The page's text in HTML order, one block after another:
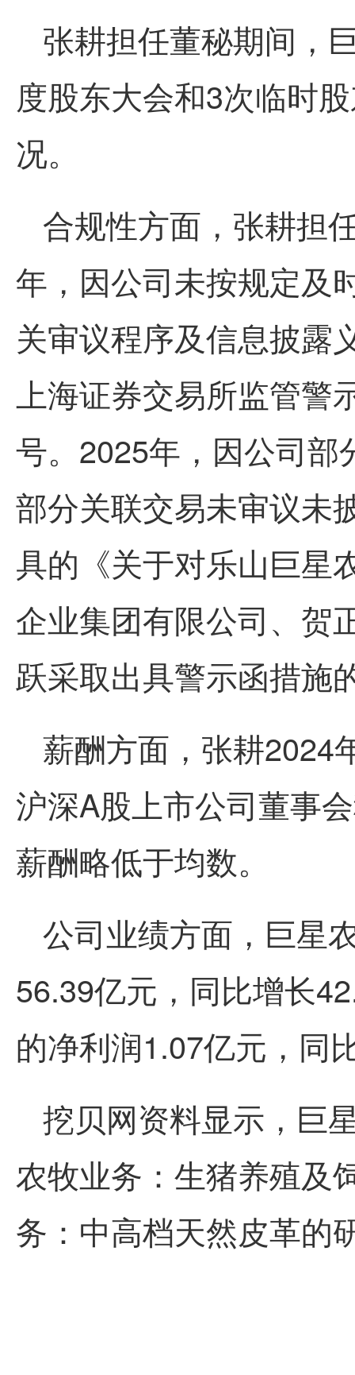
张耕担任董秘期间，
度股东大会和3次临时
况。
合规性方面，张耕担
年，因公司未按规定及
关审议程序及信息披露
上海证券交易所监管
号。2025年，因公司
部分关联交易未审议未
具的《关于对乐山巨星
企业集团有限公司、贺
跃采取出具警示函措施
薪酬方面，张耕2024
沪深A股上市公司董事
薪酬略低于均数。
公司业绩方面，巨星
56.39亿元，同比增长
的净利润1.07亿元，同
挖贝网资料显示，巨
农牧业务：生猪养殖及
务：中高档天然皮革的